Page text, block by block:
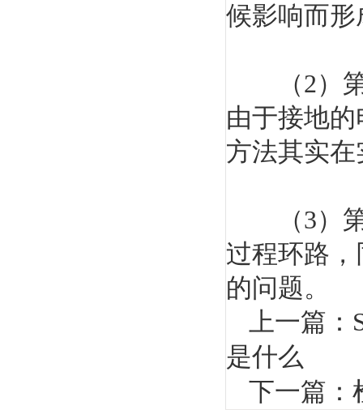
候影响而
（2）第
由于接地
方法其实
（3）第
过程环路
的问题。
上一篇：
是什么
下一篇：